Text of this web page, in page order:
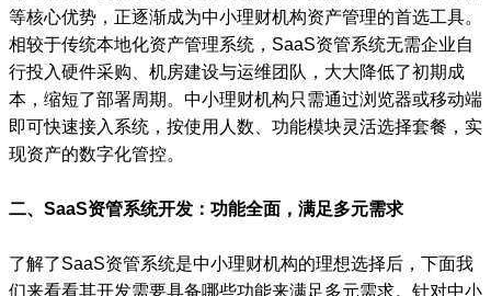
等核心优势，正逐渐成为中小理财机构资产管理的首选工具。
相较于传统本地化资产管理系统，SaaS资管系统无需企业自
行投入硬件采购、机房建设与运维团队，大大降低了初期成
本，缩短了部署周期。中小理财机构只需通过浏览器或移动端
即可快速接入系统，按使用人数、功能模块灵活选择套餐，实
现资产的数字化管控。
二、SaaS资管系统开发：功能全面，满足多元需求
了解了SaaS资管系统是中小理财机构的理想选择后，下面我
们来看看其开发需要具备哪些功能来满足多元需求。针对中小